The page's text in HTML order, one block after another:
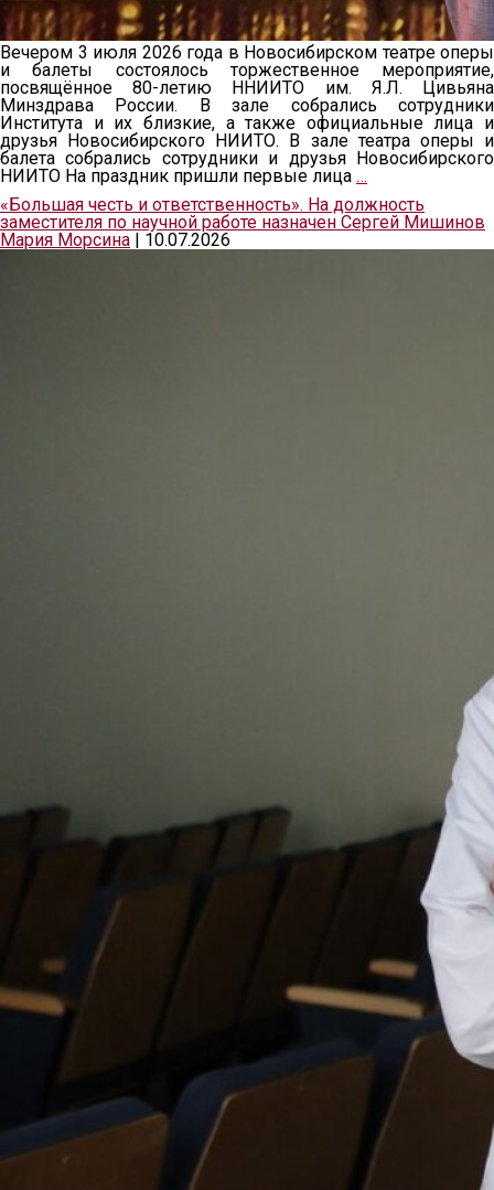
Вечером 3 июля 2026 года в Новосибирском театре оперы
и балеты состоялось торжественное мероприятие,
посвящённое 80-летию ННИИТО им. Я.Л. Цивьяна
Минздрава России. В зале собрались сотрудники
Института и их близкие, а также официальные лица и
друзья Новосибирского НИИТО. В зале театра оперы и
балета собрались сотрудники и друзья Новосибирского
НИИТО На праздник пришли первые лица …
«Большая честь и ответственность». На должность
заместителя по научной работе назначен Сергей Мишинов
Мария Морсина
10.07.2026